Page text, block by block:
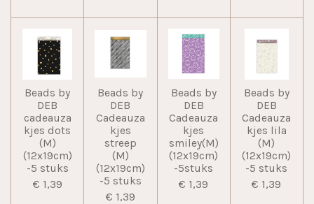
Beads by
DEB
cadeauza
kjes dots
(M)
(12x19cm)
-5 stuks
€ 1,39
Beads by
DEB
Cadeauza
kjes
streep
(M)
(12x19cm)
-5 stuks
€ 1,39
Beads by
DEB
Cadeauza
kjes
smiley(M)
(12x19cm)
-5stuks
€ 1,39
Beads by
DEB
Cadeauza
kjes lila
(M)
(12x19cm)
-5 stuks
€ 1,39